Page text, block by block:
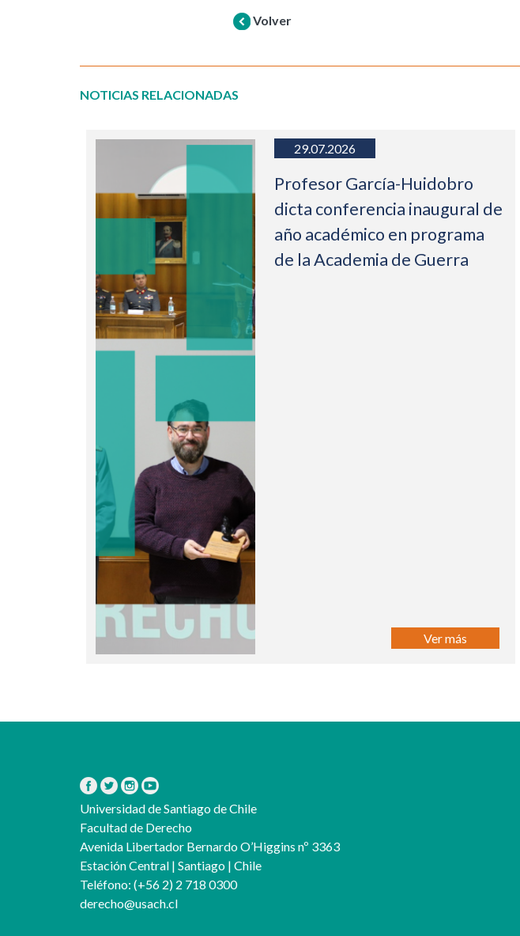
Volver
NOTICIAS RELACIONADAS
29.07.2026
Profesor García-Huidobro
dicta conferencia inaugural de
año académico en programa
de la Academia de Guerra
Ver más
Universidad de Santiago de Chile
Facultad de Derecho
Avenida Libertador Bernardo O’Higgins nº 3363
Estación Central | Santiago | Chile
Teléfono: (+56 2) 2 718 0300
derecho@usach.cl